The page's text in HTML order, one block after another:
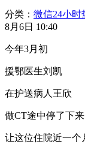
分类： 微信24小时
8月6日 10:40
今年3月初
援鄂医生刘凯
在护送病人王欣
做CT途中停了下来
让这位住院近一个